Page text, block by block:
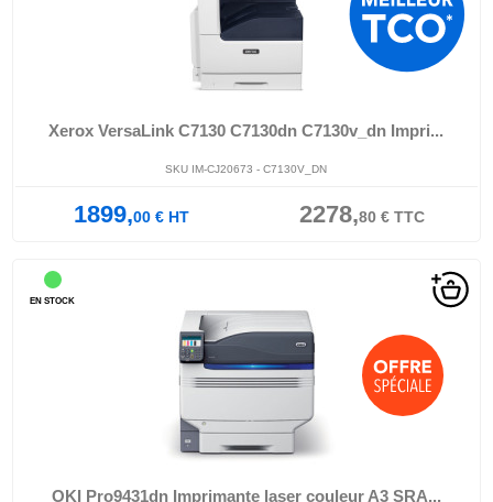
Xerox VersaLink C7130 C7130dn C7130v_dn Impri...
SKU IM-CJ20673 - C7130V_DN
1899,00€HT 2278,80€TTC
OKI Pro9431dn Imprimante laser couleur A3 SRA...
EN STOCK